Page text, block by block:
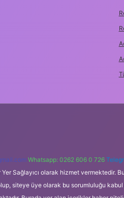
Whatsapp: 0262 606 0 726
Sağlayıcı olarak hizmet
siteye üye olarak bu sorumluluğu